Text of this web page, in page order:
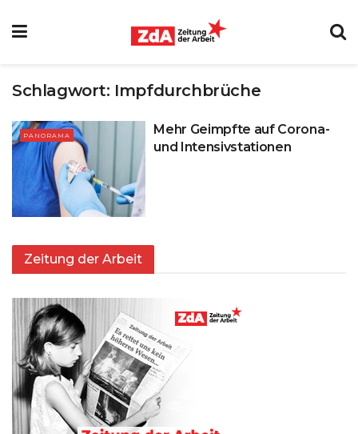
Schlagwort: Impfdurchbrüche
PANORAMA
Mehr Geimpfte auf Corona-
und Intensivstationen
Zeitung der Arbeit